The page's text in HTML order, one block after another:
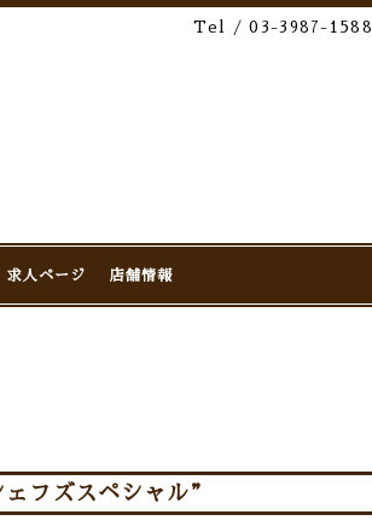
Tel / 03-3987-1588
求人ページ 店舗情報
フズスペシャル”